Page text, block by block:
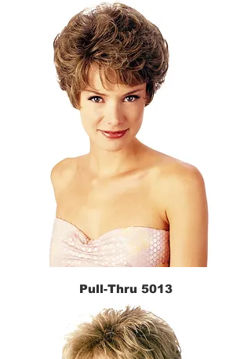
Pull-Thru 5013